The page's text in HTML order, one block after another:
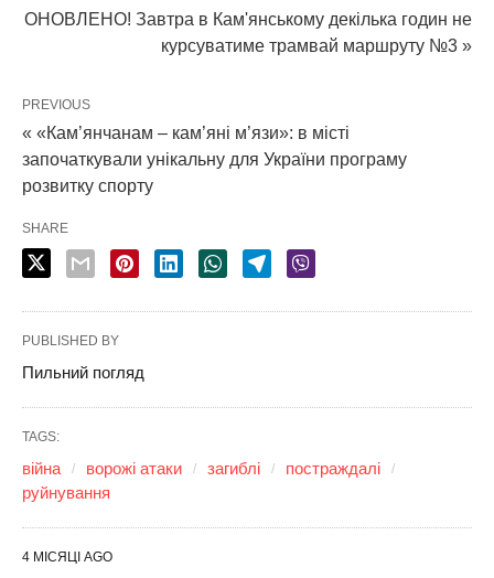
ОНОВЛЕНО! Завтра в Кам'янському декілька годин не
курсуватиме трамвай маршруту №3 »
PREVIOUS
« «Кам’янчанам – кам’яні м’язи»: в місті
започаткували унікальну для України програму
розвитку спорту
SHARE
PUBLISHED BY
Пильний погляд
TAGS:
війна ворожі атаки загиблі
постраждалі
руйнування
4 МІСЯЦІ AGO